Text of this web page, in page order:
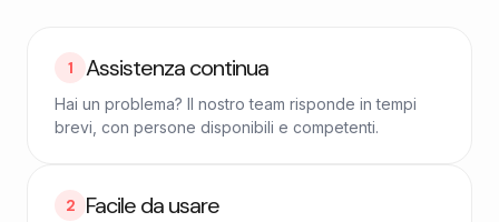
1 Assistenza continua
Hai un problema? Il nostro team risponde in tempi
brevi, con persone disponibili e competenti.
2 Facile da usare